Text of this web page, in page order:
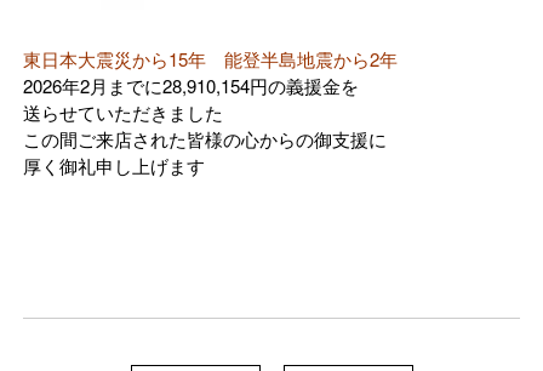
東日本大震災から15年 能登半島地震から2年
2026年2月までに28,910,154円の義援金を
送らせていただきました
この間ご来店された皆様の心からの御支援に
厚く御礼申し上げます